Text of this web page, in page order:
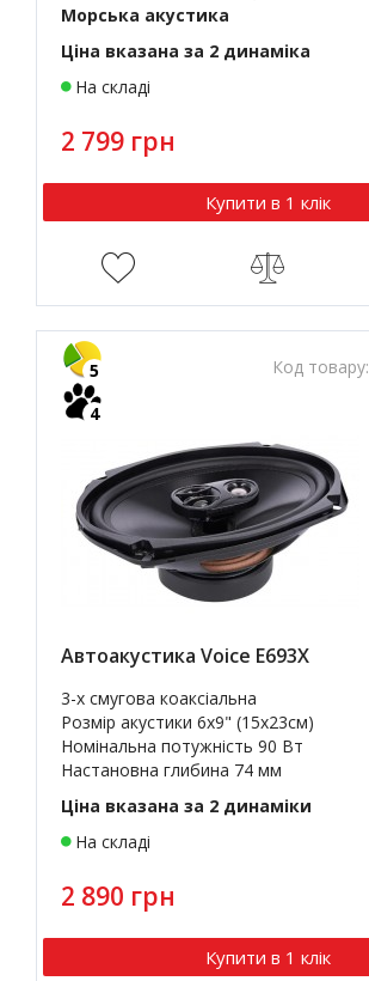
Морська акустика
Ціна вказана за 2 динаміка
На складі
2 799 грн
Купити в 1 клік
Код товару:
5
4
Автоакустика Voice E693X
3-х смугова коаксіальна
Розмір акустики 6x9" (15х23см)
Номінальна потужність 90 Вт
Настановна глибина 74 мм
Ціна вказана за 2 динаміки
На складі
2 890 грн
Купити в 1 клік